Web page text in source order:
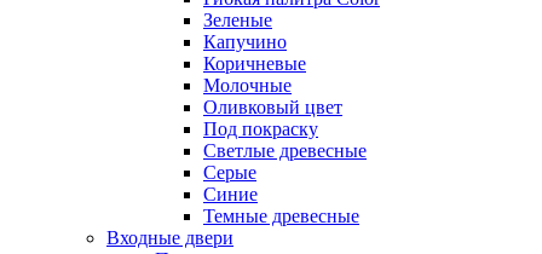
Зеленые
Капучино
Коричневые
Молочные
Оливковый цвет
Под покраску
Светлые древесные
Серые
Синие
Темные древесные
Входные двери